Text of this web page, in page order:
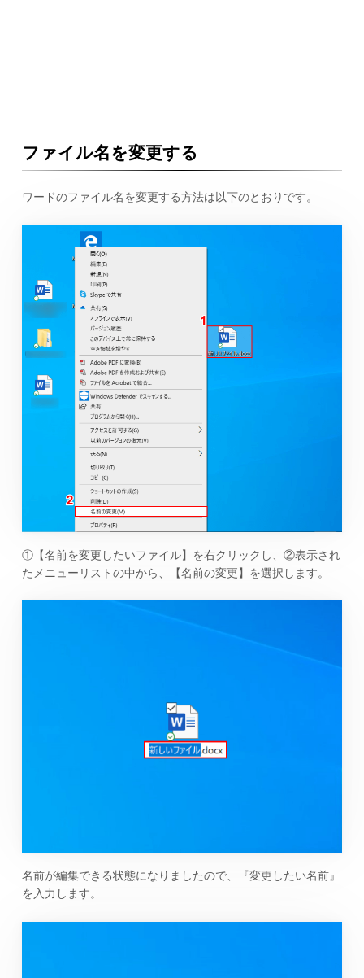
ファイル名を変更する
ワードのファイル名を変更する方法は以下のとおりです。
①【名前を変更したいファイル】を右クリックし、②表示され
たメニューリストの中から、【名前の変更】を選択します。
名前が編集できる状態になりましたので、『変更したい名前』
を入力します。